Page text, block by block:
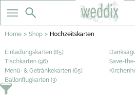
Home > Shop > Hochzeitskarten
Einladungskarten (85)
Tischkarten (96)
Save-
Menü- & Getränkekarten (65)
Ballonflugkarten (3)